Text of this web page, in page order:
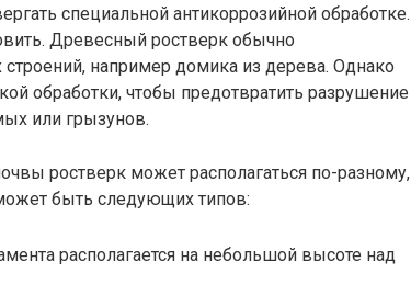
специальной антикоррозийной обработке.
Древесный ростверк обычно
например домика из дерева. Однако
обработки, чтобы предотвратить разрушение
или грызунов.
ростверк может располагаться по-разному,
быть следующих типов:
располагается на небольшой высоте над